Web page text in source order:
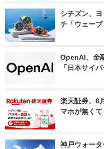
シチズン、
チ「ウェーブ
OpenAI、金
「日本サイ
楽天証券、6
マホが無く
神戸ウォー